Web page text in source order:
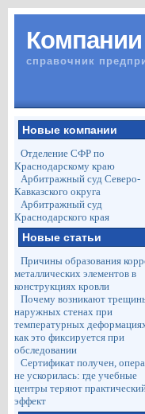
справочник
Новые компании
Отделение СФР по
Краснодарскому краю
Арбитражный суд Северо-
Кавказского округа
Арбитражный суд
Краснодарского края
Новые статьи
Причины образования
металлических элементов в
конструкциях кровли
Почему возникают
наружных стенах при
температурных
как это фиксируется при
обследовании
Сертификат получен,
не ускорилась: где учебные
центры теряют
эффект